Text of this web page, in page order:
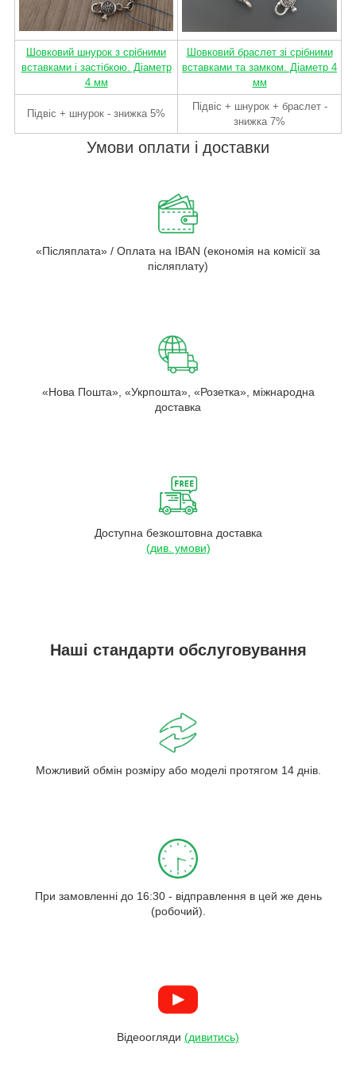
Шовковий шнурок з срібними
вставками і застібкою. Діаметр
4 мм
Шовковий браслет зі срібними
вставками та замком. Діаметр 4
мм
Підвіс + шнурок - знижка 5%
Підвіс + шнурок + браслет -
знижка 7%
Умови оплати і доставки
«Післяплата» / Оплата на IBAN (економія на комісії за
післяплату)
«Нова Пошта», «Укрпошта», «Розетка», міжнародна
доставка
Доступна безкоштовна доставка
(див. умови)
Наші стандарти обслуговування
Можливий обмін розміру або моделі протягом 14 днів.
При замовленні до 16:30 - відправлення в цей же день
(робочий).
Відеоогляди (дивитись)